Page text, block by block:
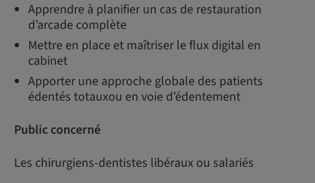
Apprendre à planifier un cas de restauration
d’arcade complète
Mettre en place et maîtriser le flux digital en
cabinet
Apporter une approche globale des patients
édentés totauxou en voie d’édentement
Public concerné
Les chirurgiens-dentistes libéraux ou salariés